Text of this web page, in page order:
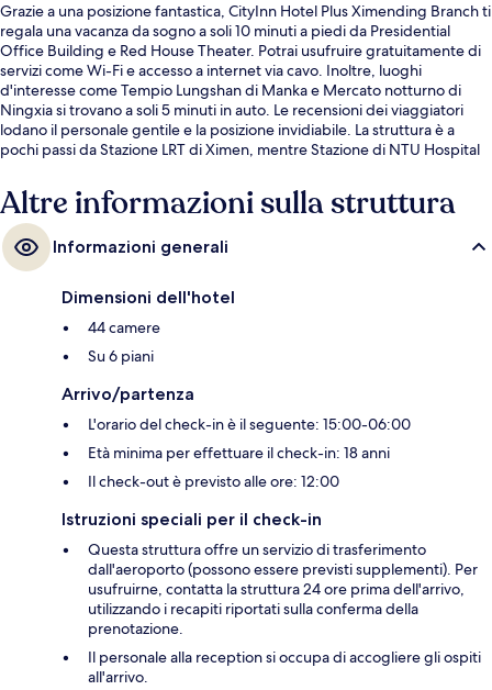
Grazie a una posizione fantastica, CityInn Hotel Plus Ximending Branch ti
regala una vacanza da sogno a soli 10 minuti a piedi da Presidential
Office Building e Red House Theater. Potrai usufruire gratuitamente di
servizi come Wi-Fi e accesso a internet via cavo. Inoltre, luoghi
d'interesse come Tempio Lungshan di Manka e Mercato notturno di
Ningxia si trovano a soli 5 minuti in auto. Le recensioni dei viaggiatori
lodano il personale gentile e la posizione invidiabile. La struttura è a
pochi passi da Stazione LRT di Ximen, mentre Stazione di NTU Hospital
Altre informazioni sulla struttura
Informazioni generali
Dimensioni dell'hotel
44 camere
Su 6 piani
Arrivo/partenza
L'orario del check-in è il seguente: 15:00-06:00
Età minima per effettuare il check-in: 18 anni
Il check-out è previsto alle ore: 12:00
Istruzioni speciali per il check-in
Questa struttura offre un servizio di trasferimento
dall'aeroporto (possono essere previsti supplementi). Per
usufruirne, contatta la struttura 24 ore prima dell'arrivo,
utilizzando i recapiti riportati sulla conferma della
prenotazione.
Il personale alla reception si occupa di accogliere gli ospiti
all'arrivo.